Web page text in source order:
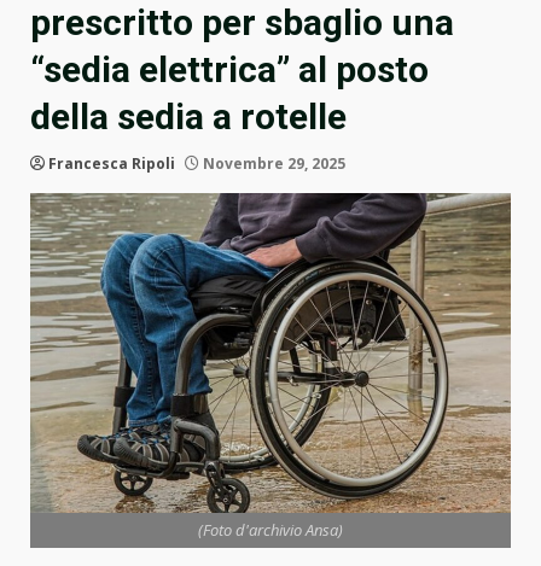
prescritto per sbaglio una
“sedia elettrica” al posto
della sedia a rotelle
Francesca Ripoli Novembre 29, 2025
(Foto d'archivio Ansa)